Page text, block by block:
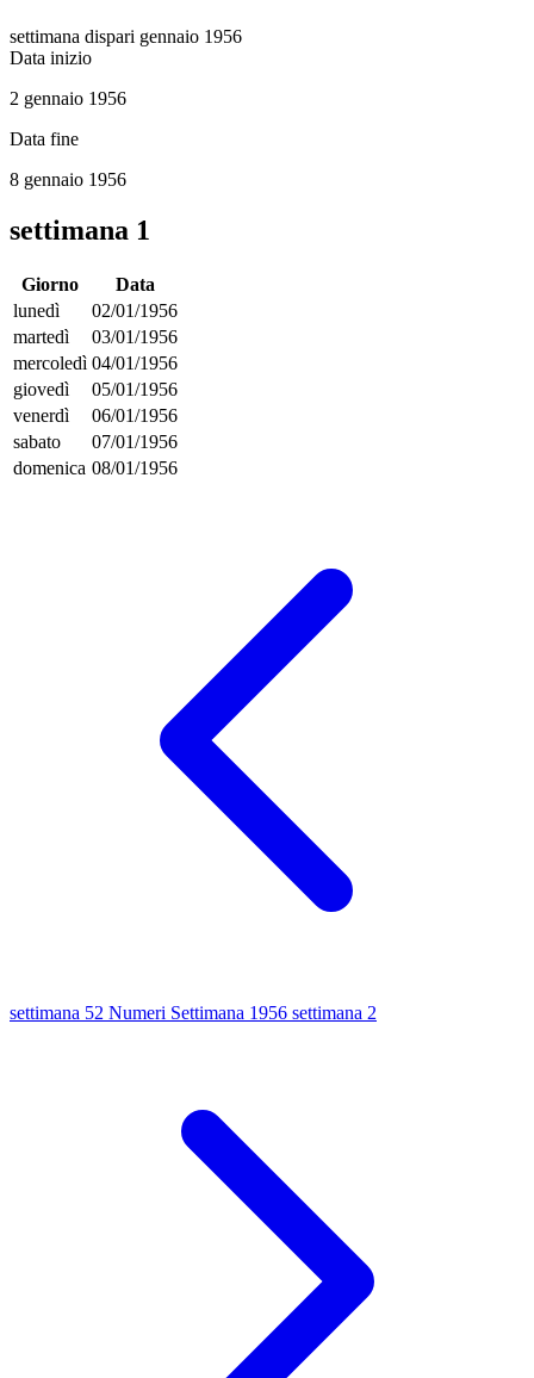
settimana dispari gennaio 1956
Data inizio
2 gennaio 1956
Data fine
8 gennaio 1956
settimana 1
Giorno
Data
lunedì
02/01/1956
martedì
03/01/1956
mercoledì 04/01/1956
giovedì
05/01/1956
venerdì
06/01/1956
sabato
07/01/1956
domenica 08/01/1956
settimana 52 Numeri Settimana 1956 settimana 2